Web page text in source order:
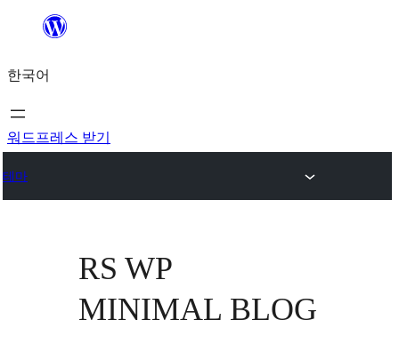
츠
로
바
가
한국어
워드프레스 받기
테마
RS WP
MINIMAL BLOG